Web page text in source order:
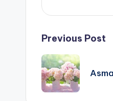
Post
Previous Post